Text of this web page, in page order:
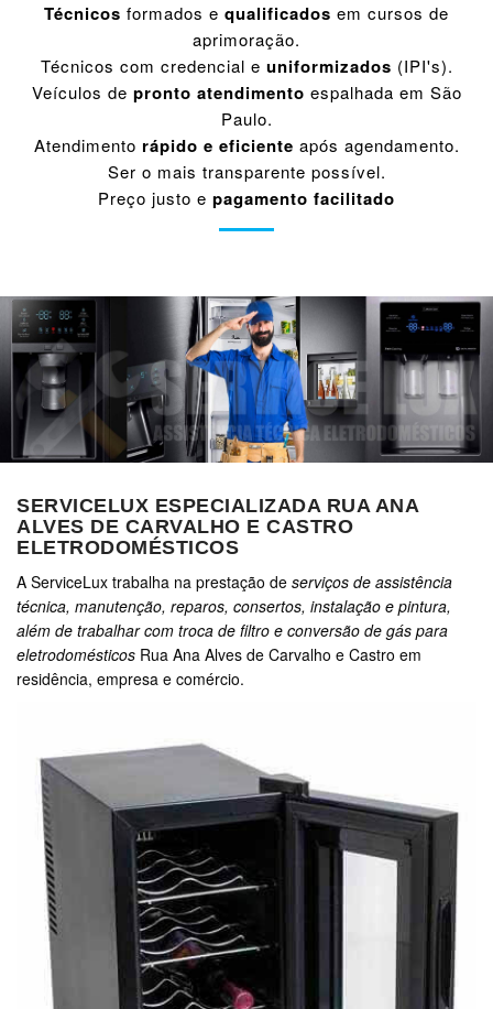
Técnicos formados e qualificados em cursos de
aprimoração.
Técnicos com credencial e uniformizados (IPI's).
Veículos de pronto atendimento espalhada em São
Paulo.
Atendimento rápido e eficiente após agendamento.
Ser o mais transparente possível.
Preço justo e pagamento facilitado
SERVICELUX ESPECIALIZADA RUA ANA
ALVES DE CARVALHO E CASTRO
ELETRODOMÉSTICOS
A ServiceLux trabalha na prestação de serviços de assistência
técnica, manutenção, reparos, consertos, instalação e pintura,
além de trabalhar com troca de filtro e conversão de gás para
eletrodomésticos Rua Ana Alves de Carvalho e Castro em
residência, empresa e comércio.